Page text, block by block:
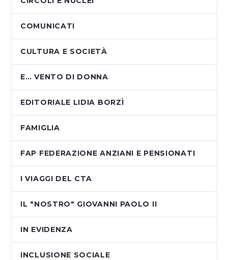
COMUNICATI
CULTURA E SOCIETÀ
E… VENTO DI DONNA
EDITORIALE LIDIA BORZÌ
FAMIGLIA
FAP FEDERAZIONE ANZIANI E PENSIONATI
I VIAGGI DEL CTA
IL "NOSTRO" GIOVANNI PAOLO II
IN EVIDENZA
INCLUSIONE SOCIALE